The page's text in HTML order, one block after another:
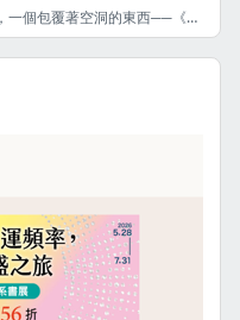
【TAAZE中文書週報】遲早會變成一個殼，一個包覆著空洞的東西──《積木寓言：陳家朗詩集》